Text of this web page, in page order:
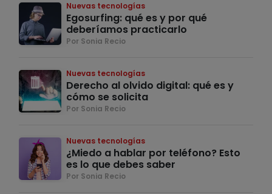
Nuevas tecnologías
Egosurfing: qué es y por qué
deberíamos practicarlo
Por Sonia Recio
Nuevas tecnologías
Derecho al olvido digital: qué es y
cómo se solicita
Por Sonia Recio
Nuevas tecnologías
¿Miedo a hablar por teléfono? Esto
es lo que debes saber
Por Sonia Recio